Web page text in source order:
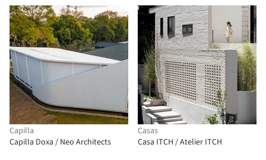
Capilla
Capilla Doxa / Neo Architects
Casas
Casa ITCH / Atelier ITCH